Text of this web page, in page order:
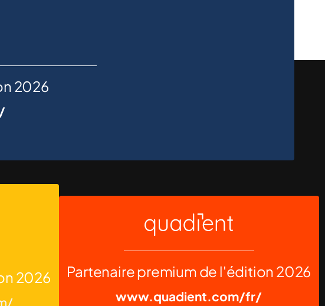
2026
2026 Partenaire premium de l'édition 2026
www.quadient.com/fr/